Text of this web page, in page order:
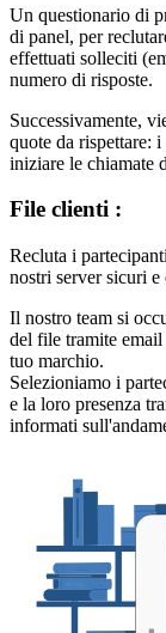
Un questionario di
di panel, per
effettuati solleciti
numero di risposte.
Successivamente,
quote da rispettare:
iniziare le chiamate
File clienti :
Recluta i
nostri server sicuri
Il nostro team si
del file tramite
tuo marchio.
Selezioniamo i
e la loro presenza
informati